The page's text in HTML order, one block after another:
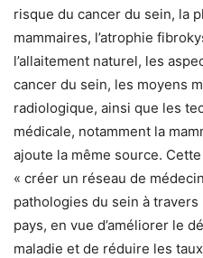
risque du cancer du sein, la
mammaires, l’atrophie
l’allaitement naturel, les
cancer du sein, les moyens
radiologique, ainsi que les
médicale, notamment la
ajoute la même source.
« créer un réseau de
pathologies du sein à
pays, en vue d’améliorer le
maladie et de réduire les